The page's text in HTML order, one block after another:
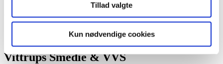
Tillad valgte
Kun nødvendige cookies
Certificeret Thermia-installatør og -servicepartner,
Ulfborg
Vittrups Smedie & VVS